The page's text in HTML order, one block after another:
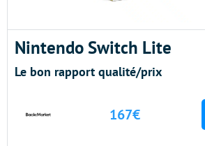
Nintendo Switch Lite
Le bon rapport qualité/prix
167€